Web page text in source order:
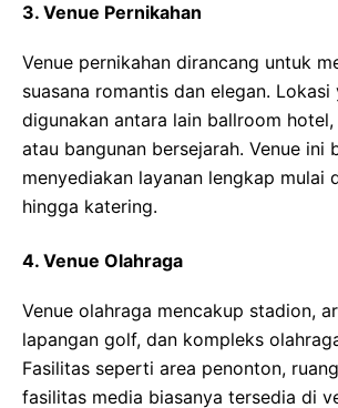
3. Venue Pernikahan
Venue pernikahan dirancang untuk
suasana romantis dan elegan. Lokasi
digunakan antara lain ballroom
atau bangunan bersejarah. Venue ini
menyediakan layanan lengkap mulai
hingga katering.
4. Venue Olahraga
Venue olahraga mencakup stadion,
lapangan golf, dan kompleks
Fasilitas seperti area penonton,
fasilitas media biasanya tersedia di